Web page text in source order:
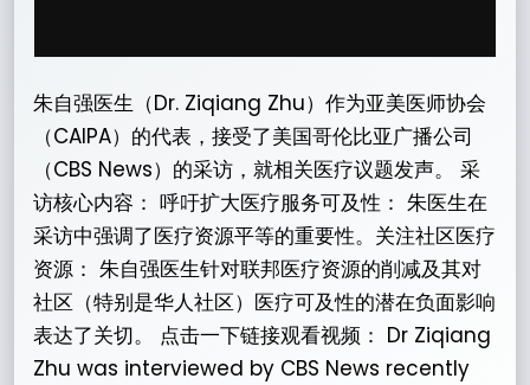
朱自强医生（Dr. Ziqiang Zhu）作为亚美医师协会
（CAIPA）的代表，接受了美国哥伦比亚广播公司
（CBS News）的采访，就相关医疗议题发声。 采
访核心内容： 呼吁扩大医疗服务可及性： 朱医生在
采访中强调了医疗资源平等的重要性。关注社区医疗
资源： 朱自强医生针对联邦医疗资源的削减及其对
社区（特别是华人社区）医疗可及性的潜在负面影响
表达了关切。 点击一下链接观看视频： Dr Ziqiang
Zhu was interviewed by CBS News recently